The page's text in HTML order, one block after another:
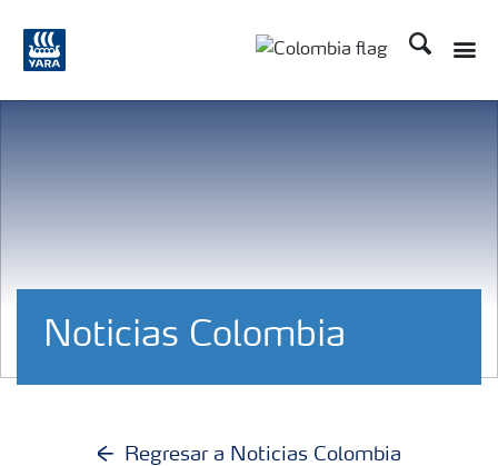
Buscar
Noticias Colombia
Regresar a Noticias Colombia